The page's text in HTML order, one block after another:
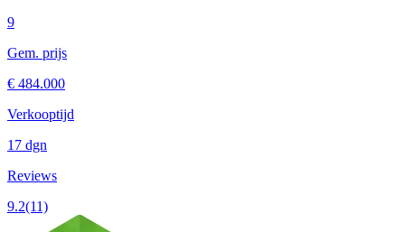
9
Gem. prijs
€ 484.000
Verkooptijd
17 dgn
Reviews
9.2(11)